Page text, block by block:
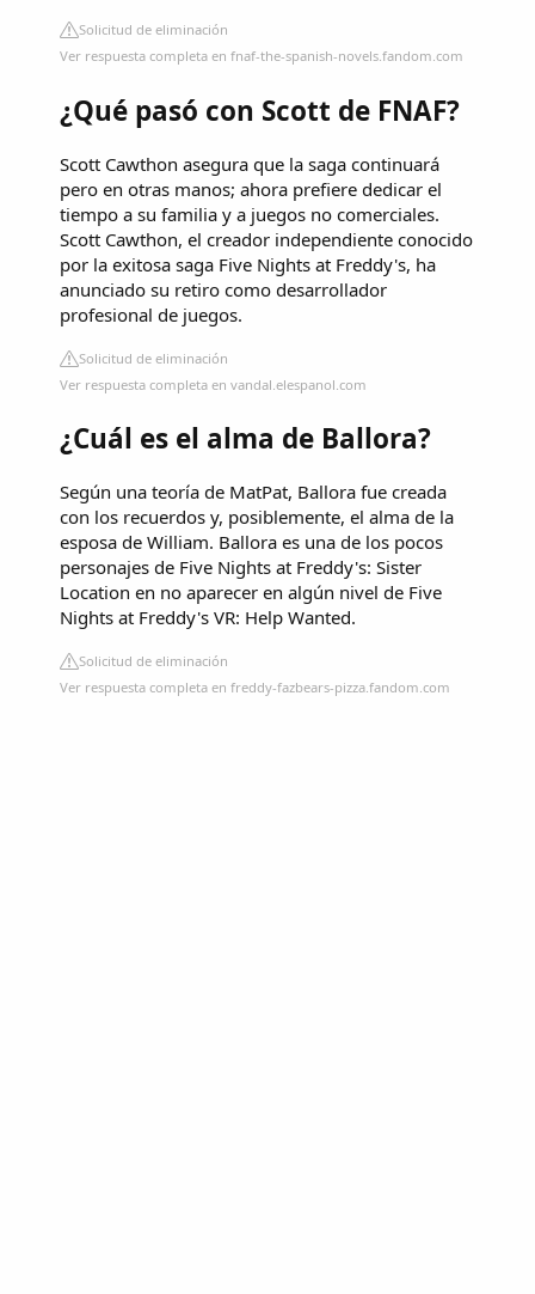
Solicitud de eliminación
Ver respuesta completa en fnaf-the-spanish-novels.fandom.com
¿Qué pasó con Scott de FNAF?
Scott Cawthon asegura que la saga continuará
pero en otras manos; ahora prefiere dedicar el
tiempo a su familia y a juegos no comerciales.
Scott Cawthon, el creador independiente conocido
por la exitosa saga Five Nights at Freddy's, ha
anunciado su retiro como desarrollador
profesional de juegos.
Solicitud de eliminación
Ver respuesta completa en vandal.elespanol.com
¿Cuál es el alma de Ballora?
Según una teoría de MatPat, Ballora fue creada
con los recuerdos y, posiblemente, el alma de la
esposa de William. Ballora es una de los pocos
personajes de Five Nights at Freddy's: Sister
Location en no aparecer en algún nivel de Five
Nights at Freddy's VR: Help Wanted.
Solicitud de eliminación
Ver respuesta completa en freddy-fazbears-pizza.fandom.com